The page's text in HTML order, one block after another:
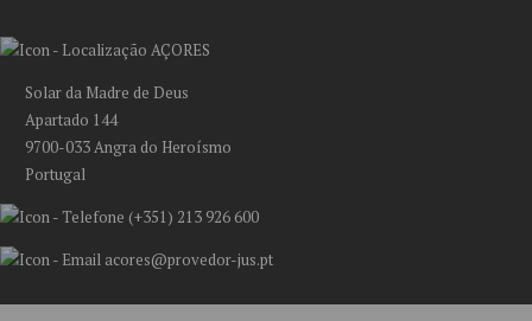
AÇORES
Solar da Madre de Deus
Apartado 144
9700-033 Angra do Heroísmo
Portugal
(+351) 213 926 600
acores@provedor-jus.pt